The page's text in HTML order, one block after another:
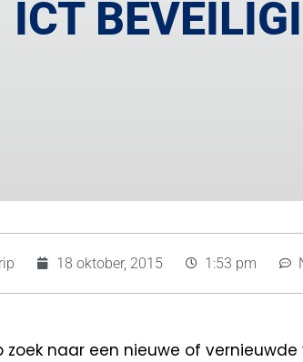
ICT
18 oktober, 2015 1:53 pm
zoek naar een nieuwe of